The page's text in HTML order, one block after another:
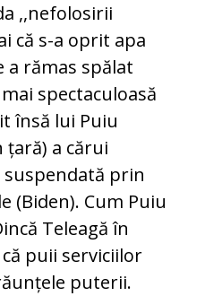
,,nefolosirii
că s-a oprit apa
a rămas spălat
spectaculoasă
însă lui Puiu
țară) a cărui
prin
(Biden). Cum Puiu
Teleagă în
puii serviciilor
puterii.